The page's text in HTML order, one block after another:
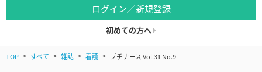
ログイン／新規登録
初めての方へ
TOP すべて 雑誌 看護 プチナース Vol.31 No.9